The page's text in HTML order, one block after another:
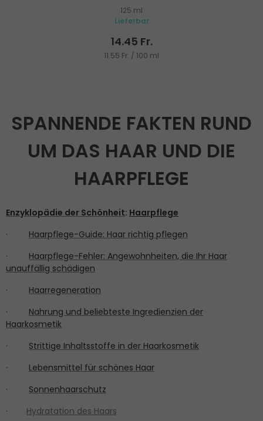
125 ml
Lieferbar
14.45 Fr.
11.55 Fr. / 100 ml
SPANNENDE FAKTEN RUND
UM DAS HAAR UND DIE
HAARPFLEGE
Enzyklopädie der Schönheit: Haarpflege
· Haarpflege-Guide: Haar richtig pflegen
· Haarpflege-Fehler: Angewohnheiten, die Ihr Haar
unauffällig schädigen
· Haarregeneration
· Nahrung und beliebteste Ingredienzien der
Haarkosmetik
· Strittige Inhaltsstoffe in der Haarkosmetik
· Lebensmittel für schönes Haar
· Sonnenhaarschutz
·
Hydratation des Haars